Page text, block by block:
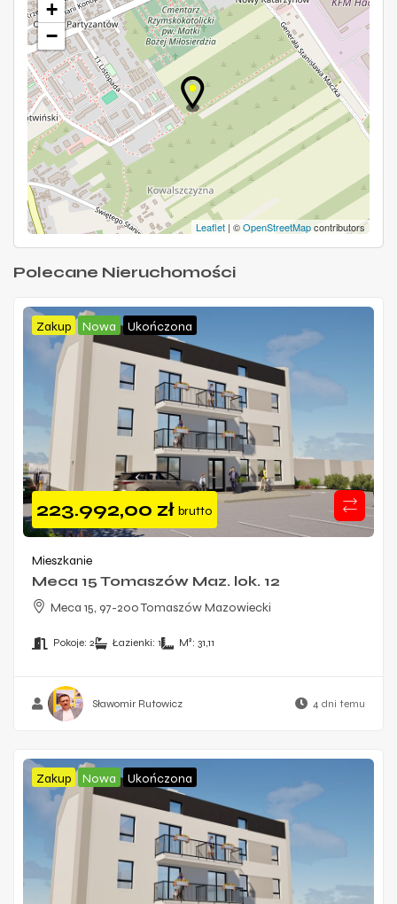
+
−
Leaflet | ©OpenStreetMapcontributors
Polecane Nieruchomości
Zakup Nowa Ukończona
223.992,00 zł brutto
Mieszkanie
Meca 15 Tomaszów Maz. lok. 12
Meca 15, 97-200 Tomaszów Mazowiecki
Pokoje: 2 Łazienki: 1 M²: 31,11
Sławomir Rutowicz 4 dni temu
Zakup Nowa Ukończona